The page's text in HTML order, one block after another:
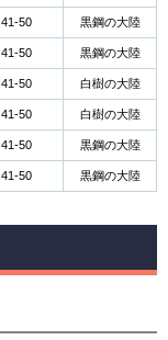
41-50 黒鋼の大陸
41-50 黒鋼の大陸
41-50 白樹の大陸
41-50 白樹の大陸
41-50 黒鋼の大陸
41-50 黒鋼の大陸